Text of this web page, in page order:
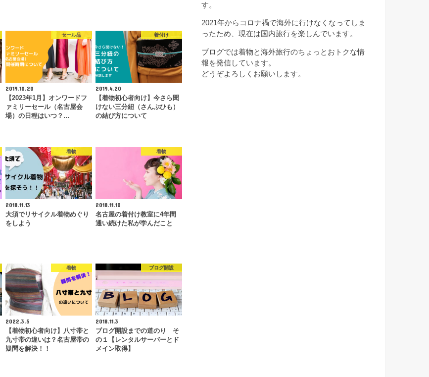
セール品
2019.10.20
【2023年1月】オンワードフ
ァミリーセール（名古屋会
場）の日程はいつ？…
着付け
2019.4.20
【着物初心者向け】今さら聞
けない三分紐（さんぶひも）
の結び方について
着物
2018.11.13
大須でリサイクル着物めぐり
をしよう
着物
2018.11.10
名古屋の着付け教室に4年間
通い続けた私が学んだこと
着物
2022.3.5
【着物初心者向け】八寸帯と
九寸帯の違いは？名古屋帯の
疑問を解決！！
ブログ開設
2018.11.3
ブログ開設までの道のり そ
の１【レンタルサーバーとド
メイン取得】
す。
2021年からコロナ禍で海外に行けなくなってしま
ったため、現在は国内旅行を楽しんでいます。
ブログでは着物と海外旅行のちょっとおトクな情
報を発信しています。
どうぞよろしくお願いします。